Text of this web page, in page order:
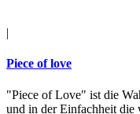
|
Piece of love
"Piece of Love" ist die
und in der Einfachheit die